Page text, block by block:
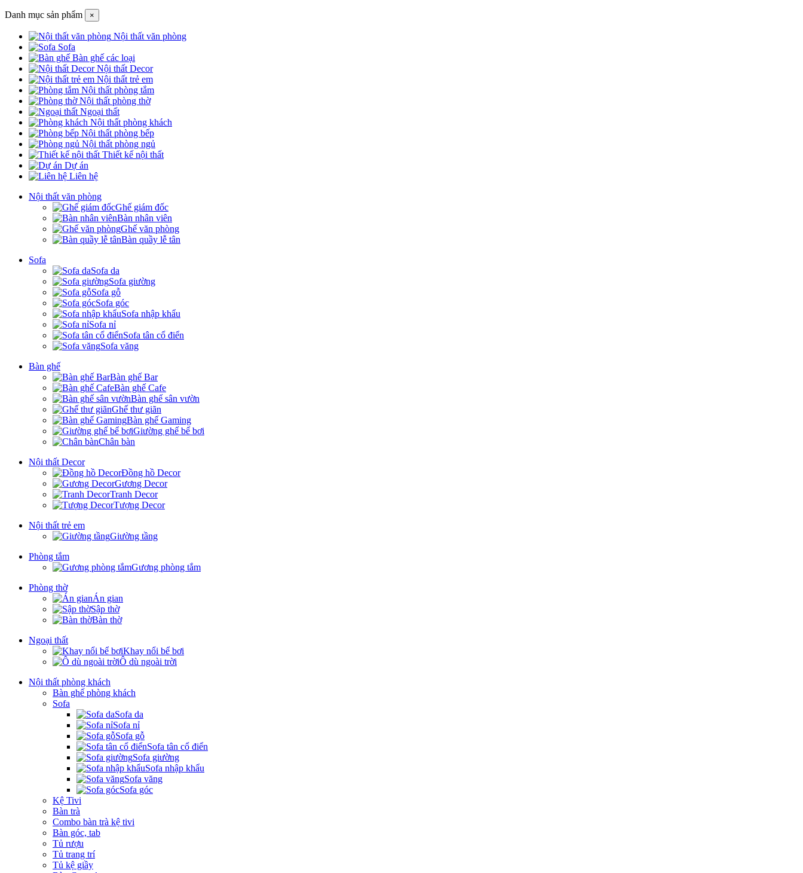
Danh mục sản phẩm ×
Nội thất văn phòng
Sofa
Bàn ghế các loại
Nội thất Decor
Nội thất trẻ em
Nội thất phòng tắm
Nội thất phòng thờ
Ngoại thất
Nội thất phòng khách
Nội thất phòng bếp
Nội thất phòng ngủ
Thiết kế nội thất
Dự án
Liên hệ
Nội thất văn phòng
Ghế giám đốc
Bàn nhân viên
Ghế văn phòng
Bàn quầy lễ tân
Sofa
Sofa da
Sofa giường
Sofa gỗ
Sofa góc
Sofa nhập khẩu
Sofa nỉ
Sofa tân cổ điển
Sofa văng
Bàn ghế
Bàn ghế Bar
Bàn ghế Cafe
Bàn ghế sân vườn
Ghế thư giãn
Bàn ghế Gaming
Giường ghế bể bơi
Chân bàn
Nội thất Decor
Đồng hồ Decor
Gương Decor
Tranh Decor
Tượng Decor
Nội thất trẻ em
Giường tầng
Phòng tắm
Gương phòng tắm
Phòng thờ
Án gian
Sập thờ
Bàn thờ
Ngoại thất
Khay nổi bể bơi
Ô dù ngoài trời
Nội thất phòng khách
Bàn ghế phòng khách
Sofa
Sofa da
Sofa nỉ
Sofa gỗ
Sofa tân cổ điển
Sofa giường
Sofa nhập khẩu
Sofa văng
Sofa góc
Kệ Tivi
Bàn trà
Combo bàn trà kệ tivi
Bàn góc, tab
Tủ rượu
Tủ trang trí
Tủ kệ giầy